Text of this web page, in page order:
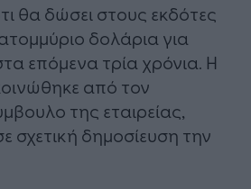
θα δώσει στους εκδότες
δολάρια για
επόμενα τρία χρόνια. Η
από τον
της εταιρείας,
σχετική δημοσίευση την